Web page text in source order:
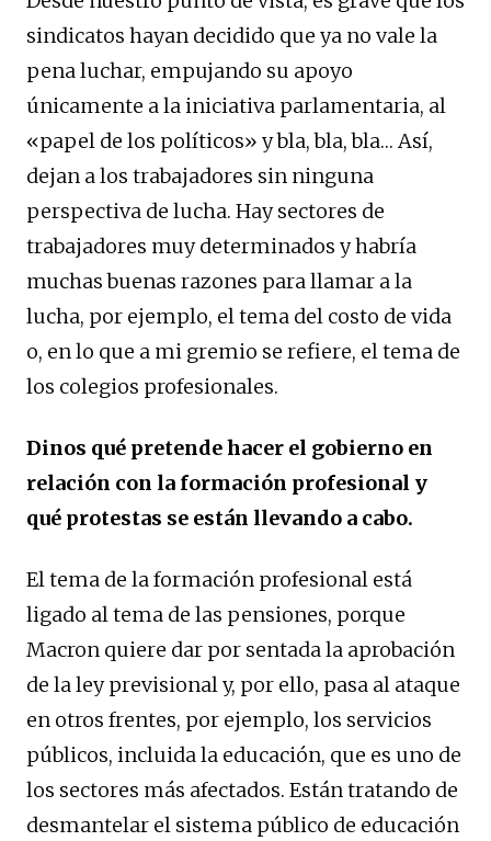
sindicatos hayan decidido que ya no vale la
pena luchar, empujando su apoyo
únicamente a la iniciativa parlamentaria, al
«papel de los políticos» y bla, bla, bla… Así,
dejan a los trabajadores sin ninguna
perspectiva de lucha. Hay sectores de
trabajadores muy determinados y habría
muchas buenas razones para llamar a la
lucha, por ejemplo, el tema del costo de vida
o, en lo que a mi gremio se refiere, el tema de
los colegios profesionales.
Dinos qué pretende hacer el gobierno en
relación con la formación profesional y
qué protestas se están llevando a cabo.
El tema de la formación profesional está
ligado al tema de las pensiones, porque
Macron quiere dar por sentada la aprobación
de la ley previsional y, por ello, pasa al ataque
en otros frentes, por ejemplo, los servicios
públicos, incluida la educación, que es uno de
los sectores más afectados. Están tratando de
desmantelar el sistema público de educación